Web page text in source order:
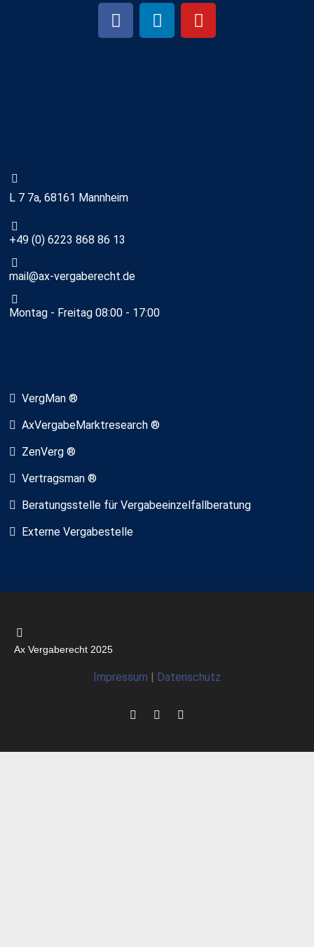
L 7 7a, 68161 Mannheim
+49 (0) 6223 868 86 13
mail@ax-vergaberecht.de
Montag - Freitag 08:00 - 17:00
VergMan ®
AxVergabeMarktresearch ®
ZenVerg ®
Vertragsman ®
Beratungsstelle für Vergabeeinzelfallberatung
Externe Vergabestelle
Ax Vergaberecht 2025
Impressum Datenschutz